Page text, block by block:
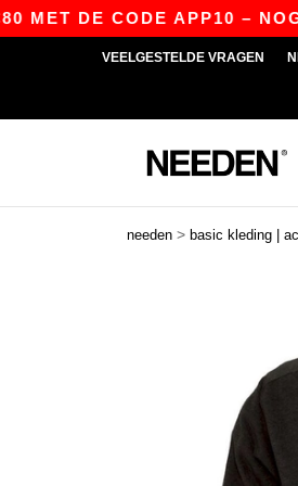
DE CODE APP10 – NOG
VEELGESTELDE VRAGEN
needen > basic kleding |